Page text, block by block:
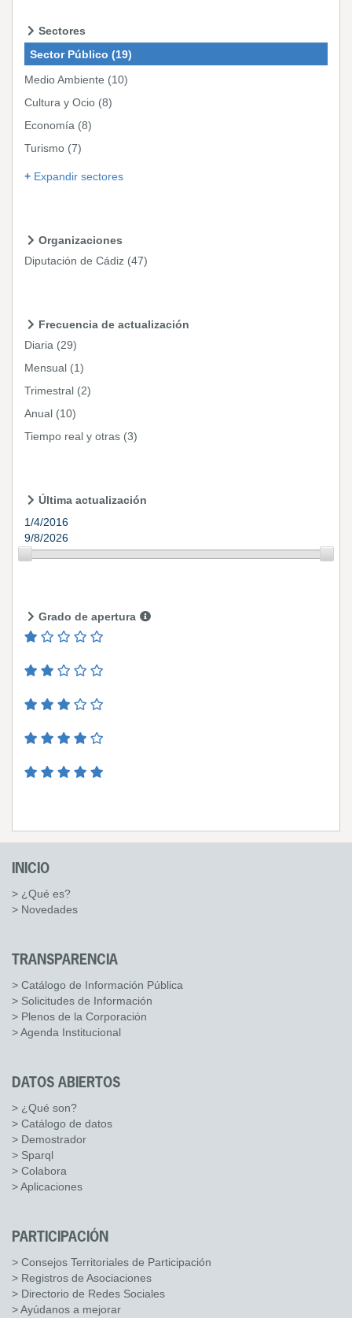
Sectores
Sector Público (19)
Medio Ambiente (10)
Cultura y Ocio (8)
Economía (8)
Turismo (7)
Expandir sectores
Organizaciones
Diputación de Cádiz (47)
Frecuencia de actualización
Diaria (29)
Mensual (1)
Trimestral (2)
Anual (10)
Tiempo real y otras (3)
Última actualización
1/4/2016
9/8/2026
Grado de apertura
INICIO
> ¿Qué es?
> Novedades
TRANSPARENCIA
> Catálogo de Información Pública
> Solicitudes de Información
> Plenos de la Corporación
> Agenda Institucional
DATOS ABIERTOS
> ¿Qué son?
> Catálogo de datos
> Demostrador
> Sparql
> Colabora
> Aplicaciones
PARTICIPACIÓN
> Consejos Territoriales de Participación
> Registros de Asociaciones
> Directorio de Redes Sociales
> Ayúdanos a mejorar